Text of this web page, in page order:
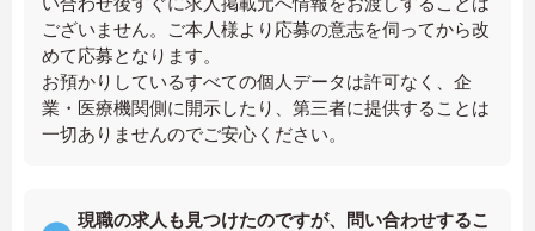
ございません。ご本人様より応募の意志を伺ってから改
めて応募となります。
お預かりしているすべての個人データは許可なく、企
業・医療機関側に開示したり、第三者に提供することは
一切ありませんのでご安心ください。
現職の求人も見つけたのですが、問い合わせするこ